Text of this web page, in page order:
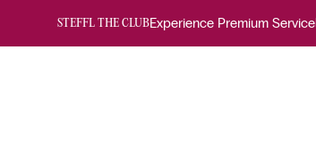
STEFFL THE CLUBExperience Premium Service